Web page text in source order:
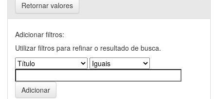
Retornar valores
Adicionar filtros:
Utilizar filtros para refinar o resultado de busca.